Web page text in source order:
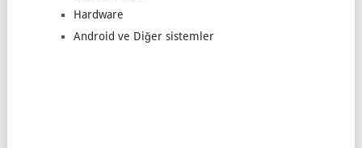
Hardware
Android ve Diğer sistemler